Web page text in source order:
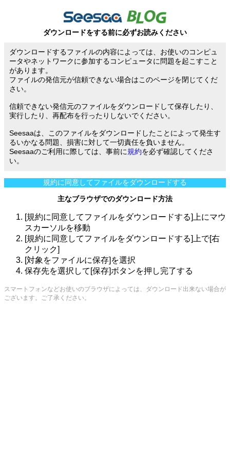
ダウンロードをする前に必ずお読みください
ダウンロードするファイルの内容によっては、お使いのコンピュ
ータやネットワークに参加するコンピュータに問題を起こすこと
があります。
ファイルの発信元が信頼できない場合はこのページを閉じてくだ
さい。
信頼できない発信元のファイルをダウンロードして保存したり、
実行したり、再配布を行ったりしないでください。
Seesaaは、このファイルをダウンロードしたことによって発生す
るいかなる問題、損害に対して一切責任を負いません。
Seesaaのご利用に際しては、事前に規約を必ず確認してくださ
い。
規約に同意してファイルをダウンロードする
主なブラウザでのダウンロード方法
[規約に同意してファイルをダウンロードする]上にマウ
スカーソルを移動
[規約に同意してファイルをダウンロードする]上で[右
クリック]
[対象をファイルに保存]を選択
保存先を選択して[保存]ボタンを押し完了する
スマートフォンなどお使いのブラウザによっては、ダウンロード出来ない場合が
ございます。ご了承ください。